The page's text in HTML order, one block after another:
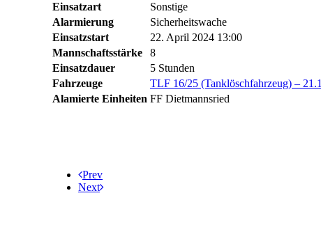
Einsatzart
Sonstige
Alarmierung
Sicherheitswache
Einsatzstart
22. April 2024 13:00
Mannschaftsstärke
8
Einsatzdauer
5 Stunden
Fahrzeuge
TLF 16/25 (Tanklöschfahrzeug) – 21.1
Alamierte Einheiten FF Dietmannsried
Prev
Next